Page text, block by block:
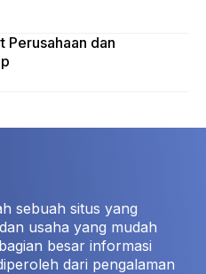
Perusahaan dan
sebuah situs yang
usaha yang mudah
besar informasi
dari pengalaman